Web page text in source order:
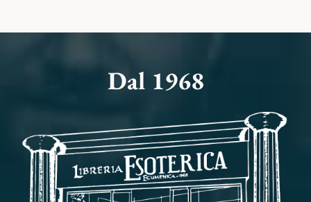
Dal 1968